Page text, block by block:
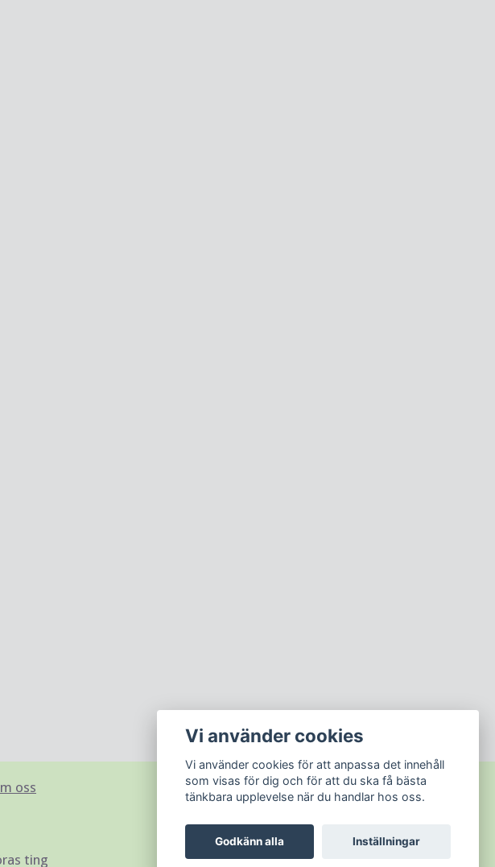
oss
ting
Vi använder cookies
Vi använder cookies för att anpassa det innehåll
som visas för dig och för att du ska få bästa
tänkbara upplevelse när du handlar hos oss.
Godkänn alla Inställningar